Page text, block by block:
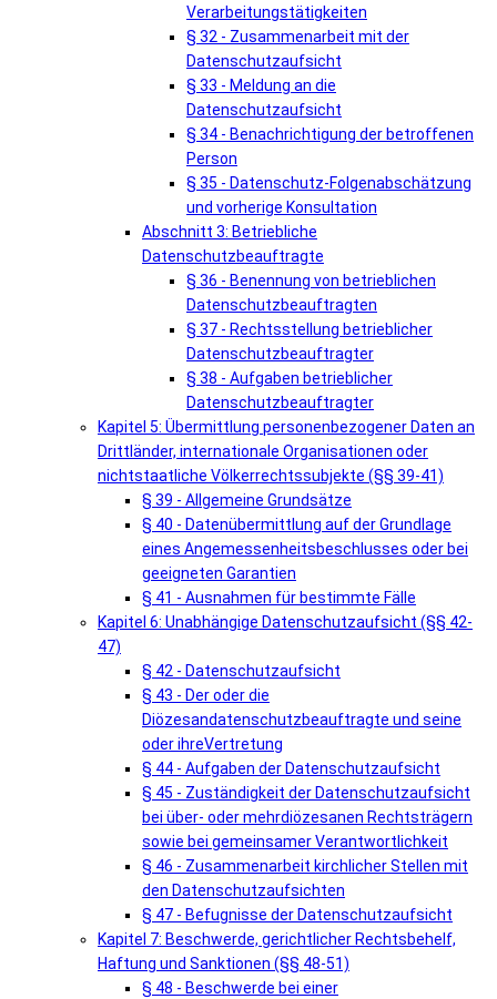
Verarbeitungstätigkeiten
§ 32 - Zusammenarbeit mit der
Datenschutzaufsicht
§ 33 - Meldung an die
Datenschutzaufsicht
§ 34 - Benachrichtigung der betroffenen
Person
§ 35 - Datenschutz-Folgenabschätzung
und vorherige Konsultation
Abschnitt 3: Betriebliche
Datenschutzbeauftragte
§ 36 - Benennung von betrieblichen
Datenschutzbeauftragten
§ 37 - Rechtsstellung betrieblicher
Datenschutzbeauftragter
§ 38 - Aufgaben betrieblicher
Datenschutzbeauftragter
Kapitel 5: Übermittlung personenbezogener Daten an
Drittländer, internationale Organisationen oder
nichtstaatliche Völkerrechtssubjekte (§§ 39-41)
§ 39 - Allgemeine Grundsätze
§ 40 - Datenübermittlung auf der Grundlage
eines Angemessenheitsbeschlusses oder bei
geeigneten Garantien
§ 41 - Ausnahmen für bestimmte Fälle
Kapitel 6: Unabhängige Datenschutzaufsicht (§§ 42-
47)
§ 42 - Datenschutzaufsicht
§ 43 - Der oder die
Diözesandatenschutzbeauftragte und seine
oder ihreVertretung
§ 44 - Aufgaben der Datenschutzaufsicht
§ 45 - Zuständigkeit der Datenschutzaufsicht
bei über- oder mehrdiözesanen Rechtsträgern
sowie bei gemeinsamer Verantwortlichkeit
§ 46 - Zusammenarbeit kirchlicher Stellen mit
den Datenschutzaufsichten
§ 47 - Befugnisse der Datenschutzaufsicht
Kapitel 7: Beschwerde, gerichtlicher Rechtsbehelf,
Haftung und Sanktionen (§§ 48-51)
§ 48 - Beschwerde bei einer